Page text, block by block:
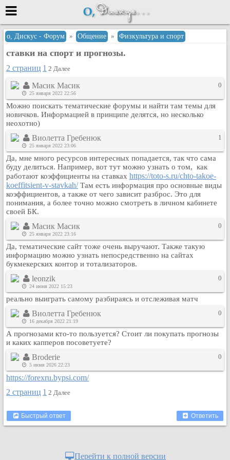
Меню
или войти через
Вход с 7ooo.ru
Регистрация
Забыли пароль?
Данные авторизации одинаковые с
сайтом 7ooo.ru
Форумы
Главная
Поиск
Новые сообщения
Беседы
Игры
Кулинария
Физкультура и спорт
Видео и Кино
Авто. Мото.
Космос
Домашние питомцы
Медицина
Компьютер
Ещё
Пользователи / Поиск
Группы
Видео архив
Дело
о, Дискус - Форум » Общение » Физкультура и спорт
ставки на спорт и прогнозы.
2 страниц 1 2 Далее
Масик Масик
25 января 2022 22:56
0
Можно поискать тематические форумы и найти там темы для
новичков. Информацией в принципе делятся, но несколько
неохотно)
Виолетта Гребенюк
25 января 2022 23:06
1
Да, мне много ресурсов интересных попадается, так что сама
буду делиться. Например, вот тут можно узнать о том, как
работают коэффициенты на ставках https://toto-s.ru/chto-takoe-
koeffitsient-v-stavkah/Там есть информация про основные виды
коэффициентов, а также от чего зависит разброс. Это для
понимания, а более точно можно смотреть в личном кабинете
своей БК.
Масик Масик
25 января 2022 23:16
0
Да, тематические сайт тоже очень выручают. Также такую
информацию можно узнать непосредственно на сайтах
букмекерских контор и тотализаторов.
leonzik
24 июня 2022 15:23
0
реально выиграть самому разбираясь и отслеживая матч
Виолетта Гребенюк
16 декабря 2022 21:19
0
А прогнозами кто-то пользуется? Стоит ли покупать прогнозы
и каких капперов посоветуете?
Broderie
5 июня 2026 22:23
0
https://forexru.bypsi.com/
2 страниц 1 2 Далее
Быстрый ответ Ответить
Перейти к полной версии